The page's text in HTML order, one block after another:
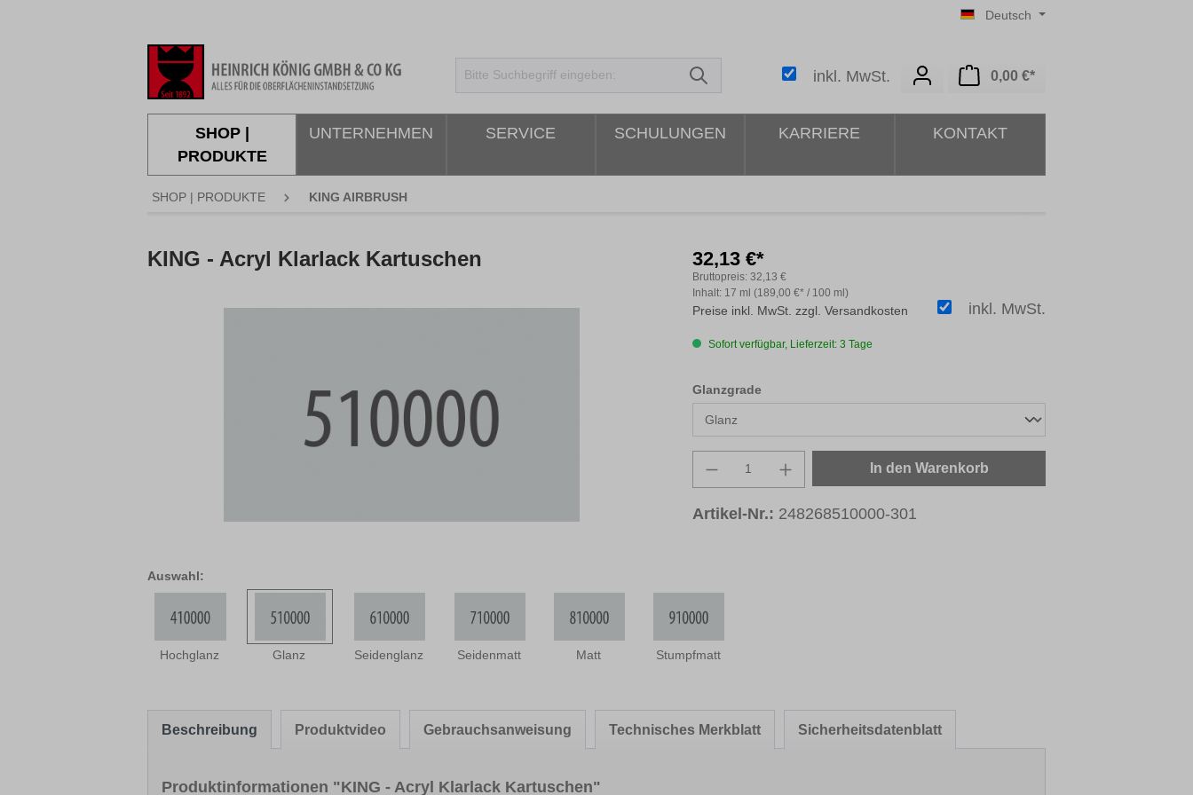
Deutsch
inkl. MwSt. 0,00 €*Warenkorb enthält 0
SHOP |
PRODUKTE
UNTERNEHMEN SERVICE SCHULUNGEN KARRIERE KONTAKT
SHOP | PRODUKTE KING AIRBRUSH
KING - Acryl Klarlack Kartuschen
Auswahl:
Hochglanz Glanz Seidenglanz Seidenmatt Matt Stumpfmatt
32,13 €*
Inhalt: 17 ml (189,00 €* / 100 ml)
Bruttopreis: 32,13 €
inkl. MwSt.
Preise inkl. MwSt. zzgl. Versandkosten
Sofort verfügbar, Lieferzeit: 3 Tage
Glanzgradeauswählen
Produkt Anzahl: Gib den gewünschten Wert ein
In den Warenkorb
Artikel-Nr.: 248268510000-301
Beschreibung Produktvideo Gebrauchsanweisung Technisches Merkblatt Sicherheitsdatenblatt
Produktinformationen "KING - Acryl Klarlack Kartuschen"